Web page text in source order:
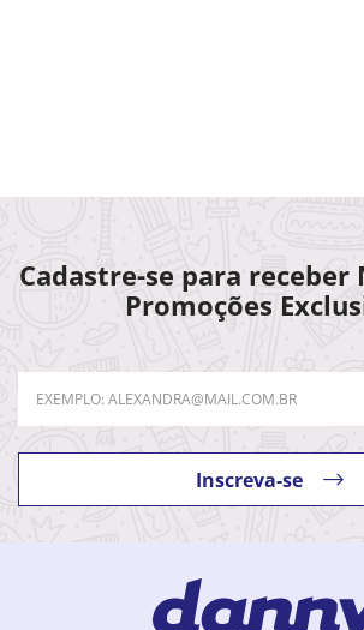
Cadastre-se para receber
Promoções
Inscreva-se